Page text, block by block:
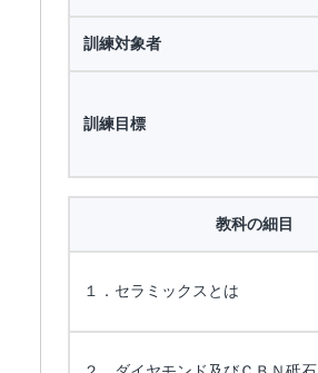
訓練対象者
訓練目標
教科の細目
１．セラミックスとは